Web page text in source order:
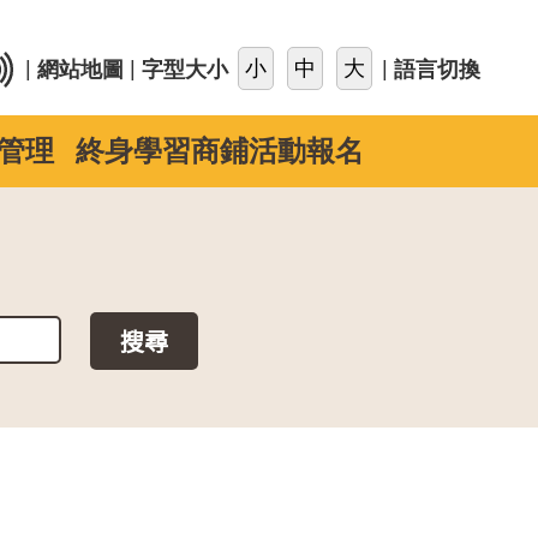
網站地圖 字型大小 語言切換
理 終身學習商鋪活動報名